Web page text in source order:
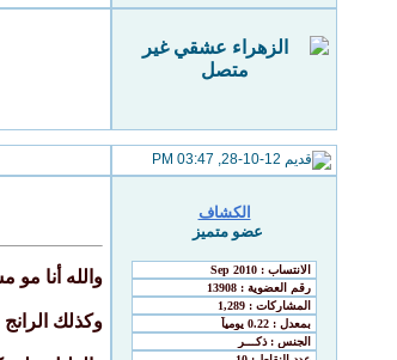
الكشاف
عضو متميز
والله أنا مو
وكذلك